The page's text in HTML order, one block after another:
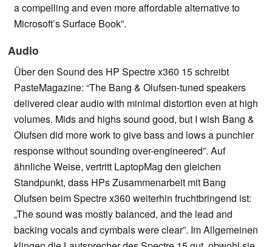
a compelling and even more affordable alternative to
Microsoft’s Surface Book”.
Audio
Über den Sound des HP Spectre x360 15 schreibt
PasteMagazine: “The Bang & Olufsen-tuned speakers
delivered clear audio with minimal distortion even at high
volumes. Mids and highs sound good, but I wish Bang &
Olufsen did more work to give bass and lows a punchier
response without sounding over-engineered”. Auf
ähnliche Weise, vertritt LaptopMag den gleichen
Standpunkt, dass HPs Zusammenarbeit mit Bang
Olufsen beim Spectre x360 weiterhin fruchtbringend ist:
„The sound was mostly balanced, and the lead and
backing vocals and cymbals were clear”. Im Allgemeinen